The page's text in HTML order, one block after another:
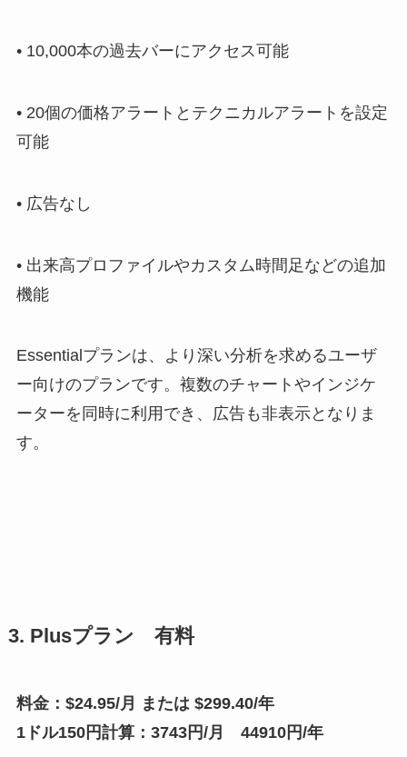
• 10,000本の過去バーにアクセス可能
• 20個の価格アラートとテクニカルアラートを設定
可能
• 広告なし
• 出来高プロファイルやカスタム時間足などの追加
機能
Essentialプランは、より深い分析を求めるユーザ
ー向けのプランです。複数のチャートやインジケ
ーターを同時に利用でき、広告も非表示となりま
す。
3. Plusプラン 有料
料金：$24.95/月 または $299.40/年
1ドル150円計算：3743円/月 44910円/年